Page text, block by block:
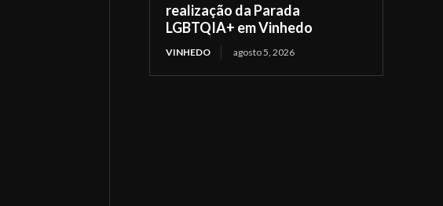
realização da Parada
LGBTQIA+ em Vinhedo
VINHEDO agosto 5, 2026